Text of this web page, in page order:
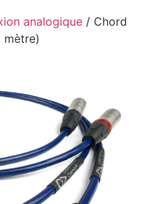
analogique / Chord
mètre)